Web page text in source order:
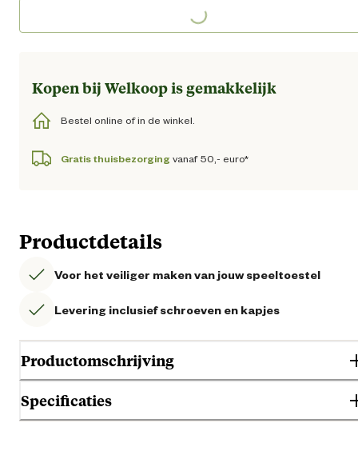
Loading...
Kopen bij Welkoop is gemakkelijk
Bestel online of in de winkel.
Gratis thuisbezorging vanaf 50,- euro*
Productdetails
Voor het veiliger maken van jouw speeltoestel
Levering inclusief schroeven en kapjes
Productomschrijving
Specificaties